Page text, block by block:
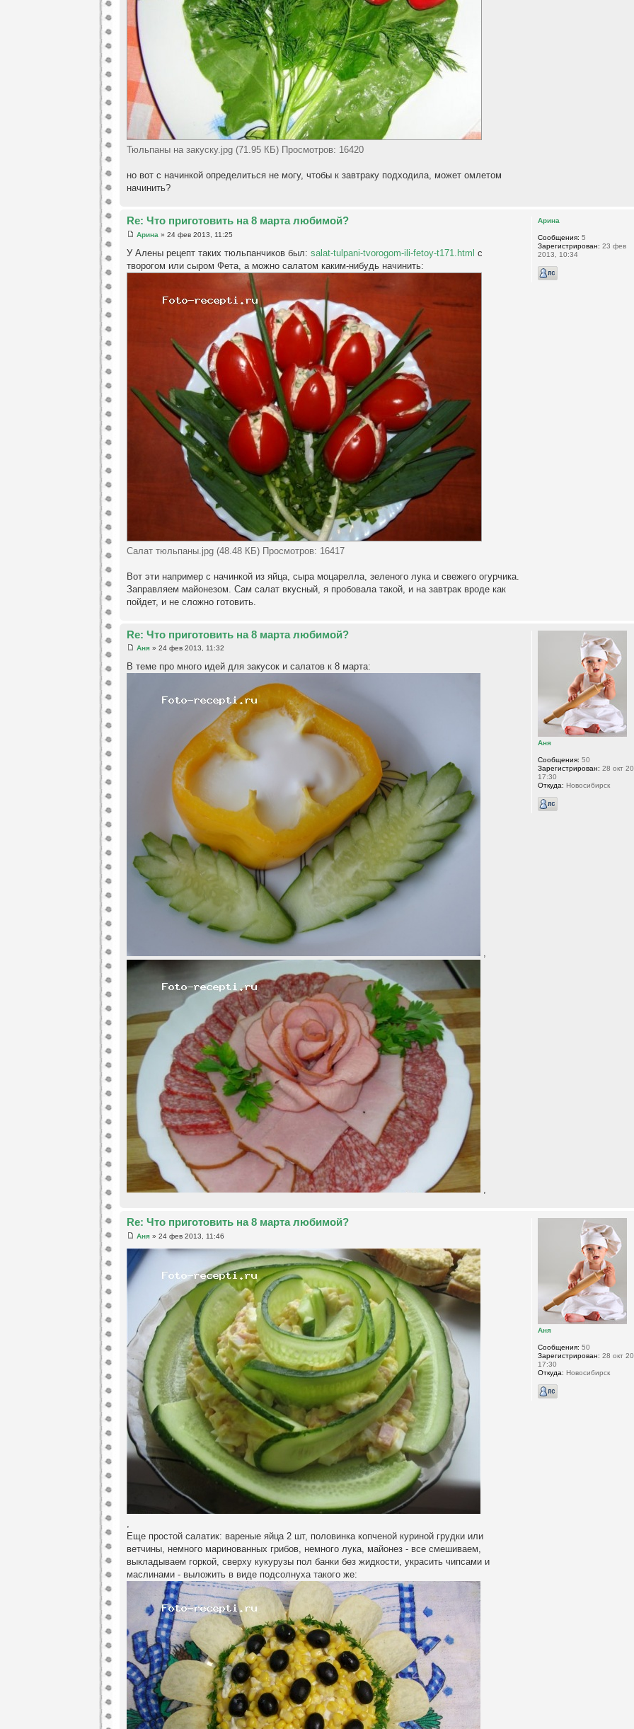
Тюльпаны на закуску.jpg (71.95 КБ) Просмотров: 16420
но вот с начинкой определиться не могу, чтобы к завтраку подходила, может омлетом
начинить?
Re: Что приготовить на 8 марта любимой?
Арина » 24 фев 2013, 11:25
У Алены рецепт таких тюльпанчиков был: salat-tulpani-tvorogom-ili-fetoy-t171.html с
творогом или сыром Фета, а можно салатом каким-нибудь начинить:
Салат тюльпаны.jpg (48.48 КБ) Просмотров: 16417
Вот эти например с начинкой из яйца, сыра моцарелла, зеленого лука и свежего огурчика.
Заправляем майонезом. Сам салат вкусный, я пробовала такой, и на завтрак вроде как
пойдет, и не сложно готовить.
Арина
Сообщения: 5
Зарегистрирован: 23 фев
2013, 10:34
Re: Что приготовить на 8 марта любимой?
Аня » 24 фев 2013, 11:32
В теме про много идей для закусок и салатов к 8 марта:
,
,
Аня
Сообщения: 50
Зарегистрирован: 28 окт
17:30
Откуда: Новосибирск
Re: Что приготовить на 8 марта любимой?
Аня » 24 фев 2013, 11:46
Еще простой салатик: вареные яйца 2 шт, половинка копченой куриной грудки или
ветчины, немного маринованных грибов, немного лука, майонез - все смешиваем,
выкладываем горкой, сверху кукурузы пол банки без жидкости, украсить чипсами и
маслинами - выложить в виде подсолнуха такого же:
Аня
Сообщения: 50
Зарегистрирован: 28 окт
17:30
Откуда: Новосибирск